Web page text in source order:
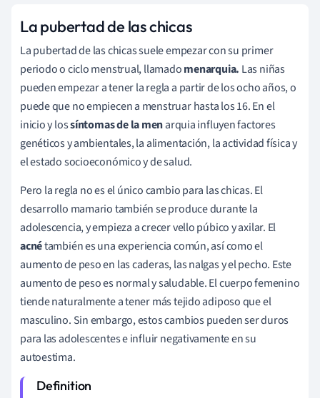
La pubertad de las chicas
La pubertad de las chicas suele empezar con su primer
periodo o ciclo menstrual, llamadomenarquia. Las niñas
pueden empezar a tener la regla a partir de los ocho años, o
puede que no empiecen a menstruar hasta los 16. En el
inicio y lossíntomas de la menarquia influyen factores
genéticos y ambientales, la alimentación, la actividad física y
el estado socioeconómico y de salud.
Pero la regla no es el único cambio para las chicas. El
desarrollo mamario también se produce durante la
adolescencia, y empieza a crecer vello púbico y axilar. El
acnétambién es una experiencia común, así como el
aumento de peso en las caderas, las nalgas y el pecho. Este
aumento de peso es normal y saludable. El cuerpo femenino
tiende naturalmente a tener más tejido adiposo que el
masculino. Sin embargo, estos cambios pueden ser duros
para las adolescentes e influir negativamente en su
autoestima.